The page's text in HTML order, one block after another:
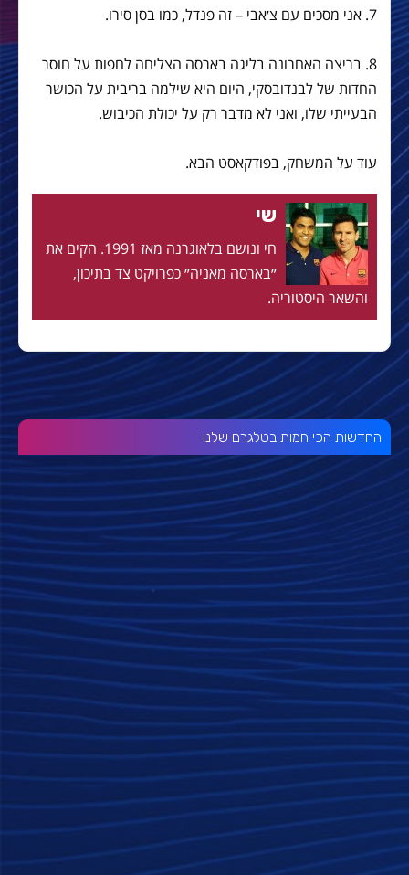
7. אני מסכים עם צ׳אבי – זה פנדל, כמו בסן סירו.
8. בריצה האחרונה בליגה בארסה הצליחה לחפות על חוסר
החדות של לבנדובסקי, היום היא שילמה בריבית על הכושר
הבעייתי שלו, ואני לא מדבר רק על יכולת הכיבוש.
עוד על המשחק, בפודקאסט הבא.
שי
חי ונושם בלאוגרנה מאז 1991. הקים את
״בארסה מאניה״ כפרויקט צד בתיכון,
והשאר היסטוריה.
החדשות הכי חמות בטלגרם שלנו